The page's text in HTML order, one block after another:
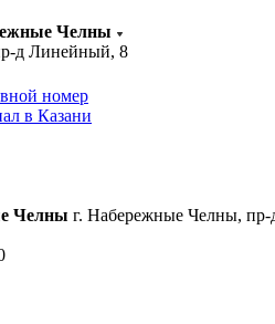
Челны
д Линейный, 8
номер
в Казани
Челны г. Набережные Челны,